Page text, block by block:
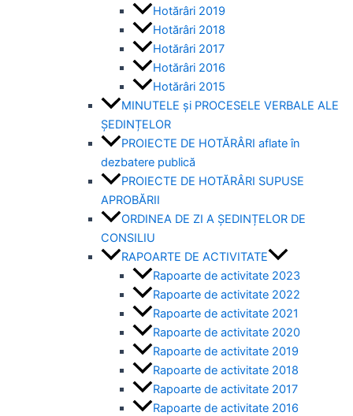
Hotărâri 2019
Hotărâri 2018
Hotărâri 2017
Hotărâri 2016
Hotărâri 2015
MINUTELE și PROCESELE VERBALE ALE
ȘEDINȚELOR
PROIECTE DE HOTĂRÂRI aflate în
dezbatere publică
PROIECTE DE HOTĂRÂRI SUPUSE
APROBĂRII
ORDINEA DE ZI A ȘEDINȚELOR DE
CONSILIU
RAPOARTE DE ACTIVITATE
Rapoarte de activitate 2023
Rapoarte de activitate 2022
Rapoarte de activitate 2021
Rapoarte de activitate 2020
Rapoarte de activitate 2019
Rapoarte de activitate 2018
Rapoarte de activitate 2017
Rapoarte de activitate 2016